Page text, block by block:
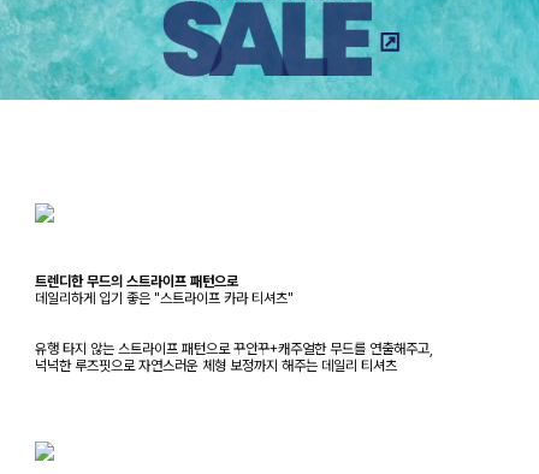
트렌디한 무드의 스트라이프 패턴으로
데일리하게 입기 좋은 "스트라이프 카라 티셔츠"
유행 타지 않는 스트라이프 패턴으로 꾸안꾸+캐주얼한 무드를 연출해주고,
넉넉한 루즈핏으로 자연스러운 체형 보정까지 해주는 데일리 티셔츠